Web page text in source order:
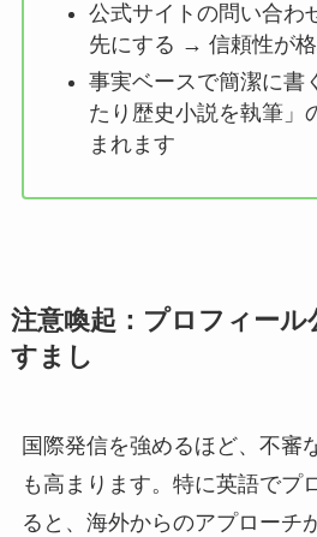
公式サイトの問い合わ
先にする → 信頼性が
事実ベースで簡潔に
たり歴史小説を執筆」
まれます
注意喚起：プロフィール
すまし
国際発信を強めるほど、不審
も高まります。特に英語でプ
ると、海外からのアプローチ